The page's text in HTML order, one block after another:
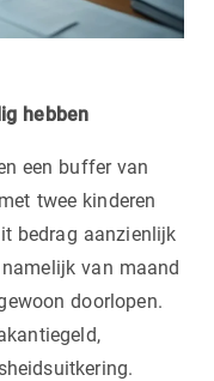
hebben
een buffer van
twee kinderen
bedrag aanzienlijk
van maand
doorlopen.